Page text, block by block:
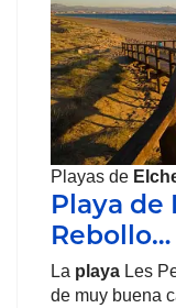
Playas de
Playa de
Rebollo…
La playa Les
de muy buena